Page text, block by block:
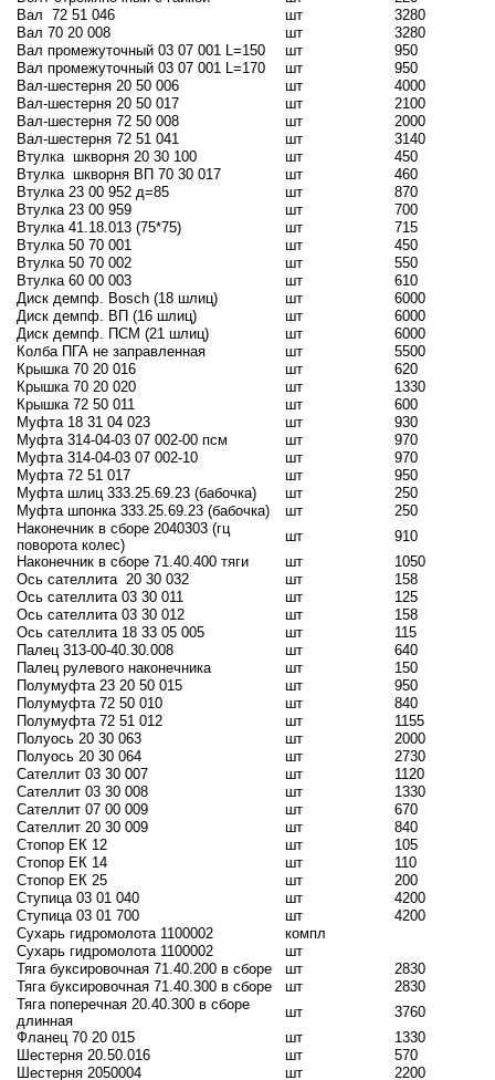
Вал 72 51 046 шт
3280
Вал 70 20 008
шт
3280
Вал промежуточный 03 07 001 L=150
шт
950
Вал промежуточный 03 07 001 L=170
шт
950
Вал-шестерня 20 50 006
шт
4000
Вал-шестерня 20 50 017
шт
2100
Вал-шестерня 72 50 008
шт
2000
Вал-шестерня 72 51 041
шт
3140
Втулка шкворня 20 30 100 шт
450
Втулка шкворня ВП 70 30 017 шт
460
Втулка 23 00 952 д=85
шт
870
Втулка 23 00 959
шт
700
Втулка 41.18.013 (75*75)
шт
715
Втулка 50 70 001
шт
450
Втулка 50 70 002
шт
550
Втулка 60 00 003
шт
610
Диск демпф. Bosch (18 шлиц)
шт
6000
Диск демпф. ВП (16 шлиц)
шт
6000
Диск демпф. ПСМ (21 шлиц)
шт
6000
Колба ПГА не заправленная
шт
5500
Крышка 70 20 016
шт
620
Крышка 70 20 020
шт
1330
Крышка 72 50 011
шт
600
Муфта 18 31 04 023
шт
930
Муфта 314-04-03 07 002-00 псм
шт
970
Муфта 314-04-03 07 002-10
шт
970
Муфта 72 51 017
шт
950
Муфта шлиц 333.25.69.23 (бабочка)
шт
250
Муфта шпонка 333.25.69.23 (бабочка)
шт
250
Наконечник в сборе 2040303 (гц
поворота колес)
шт
910
Наконечник в сборе 71.40.400 тяги
шт
1050
Ось сателлита 20 30 032 шт
158
Ось сателлита 03 30 011
шт
125
Ось сателлита 03 30 012
шт
158
Ось сателлита 18 33 05 005
шт
115
Палец 313-00-40.30.008
шт
640
Палец рулевого наконечника
шт
150
Полумуфта 23 20 50 015
шт
950
Полумуфта 72 50 010
шт
840
Полумуфта 72 51 012
шт
1155
Полуось 20 30 063
шт
2000
Полуось 20 30 064
шт
2730
Сателлит 03 30 007
шт
1120
Сателлит 03 30 008
шт
1330
Сателлит 07 00 009
шт
670
Сателлит 20 30 009
шт
840
Стопор ЕК 12
шт
105
Стопор ЕК 14
шт
110
Стопор ЕК 25
шт
200
Ступица 03 01 040
шт
4200
Ступица 03 01 700
шт
4200
Сухарь гидромолота 1100002
компл
Сухарь гидромолота 1100002
шт
Тяга буксировочная 71.40.200 в сборе
шт
2830
Тяга буксировочная 71.40.300 в сборе
шт
2830
Тяга поперечная 20.40.300 в сборе
длинная
шт
3760
Фланец 70 20 015
шт
1330
Шестерня 20.50.016
шт
570
Шестерня 2050004
шт 2200